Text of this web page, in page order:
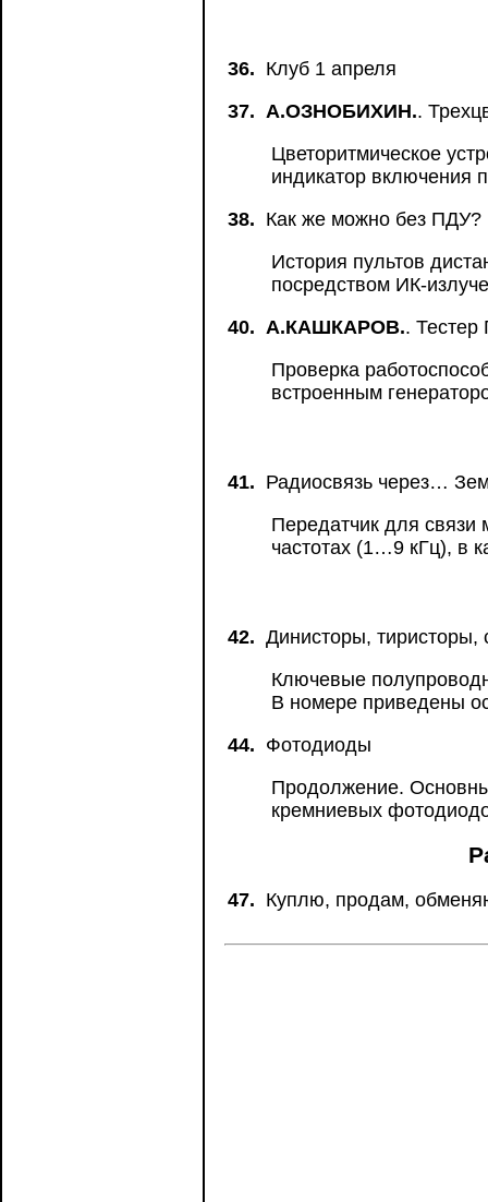
36. Клуб 1 апреля
37. А.ОЗНОБИХИН..
Цветоритмическое
индикатор включения
38. Как же можно без ПДУ?
История пультов
посредством ИК-
40. А.КАШКАРОВ.. Тестер
Проверка
встроенным
41. Радиосвязь через…
Передатчик для
частотах (1…9 кГц), в
42. Динисторы, тиристоры,
Ключевые
В номере приведены
44. Фотодиоды
Продолжение.
кремниевых
47. Куплю, продам,